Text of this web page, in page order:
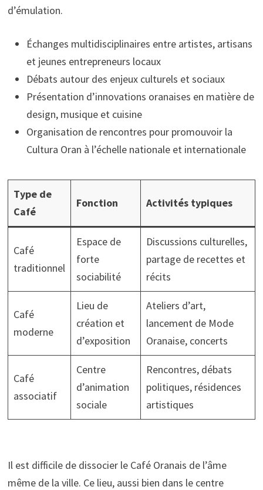
d’émulation.
Échanges multidisciplinaires entre artistes, artisans
et jeunes entrepreneurs locaux
Débats autour des enjeux culturels et sociaux
Présentation d’innovations oranaises en matière de
design, musique et cuisine
Organisation de rencontres pour promouvoir la
Cultura Oran à l’échelle nationale et internationale
Type de
Café
Fonction Activités typiques
Café
traditionnel
Espace de
forte
sociabilité
Discussions culturelles,
partage de recettes et
récits
Café
moderne
Lieu de
création et
d’exposition
Ateliers d’art,
lancement de Mode
Oranaise, concerts
Café
associatif
Centre
d’animation
sociale
Rencontres, débats
politiques, résidences
artistiques
Il est difficile de dissocier le Café Oranais de l’âme
même de la ville. Ce lieu, aussi bien dans le centre